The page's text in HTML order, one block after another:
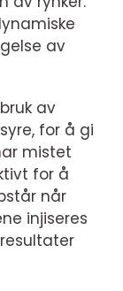
av
av
for å gi
mistet
for å
når
injiseres